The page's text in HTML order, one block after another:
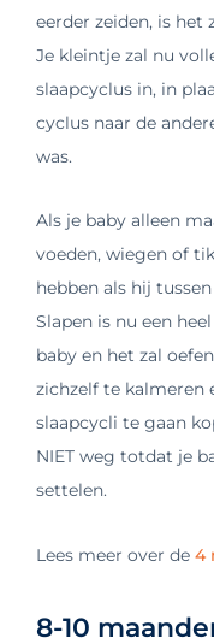
eerder zeiden, is het
Je kleintje zal nu
slaapcyclus in, in
cyclus naar de
was.
Als je baby alleen
voeden, wiegen of
hebben als hij
Slapen is nu een
baby en het zal
zichzelf te kalmeren
slaapcycli te gaan
NIET weg totdat je
settelen.
Lees meer over de 4
8-10